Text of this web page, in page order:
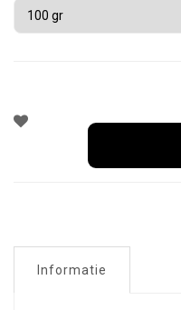
Informatie